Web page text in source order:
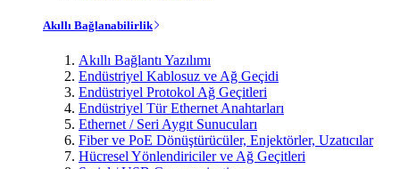
Akıllı Bağlanabilirlik
Akıllı Bağlantı Yazılımı
Endüstriyel Kablosuz ve Ağ Geçidi
Endüstriyel Protokol Ağ Geçitleri
Endüstriyel Tür Ethernet Anahtarları
Ethernet / Seri Aygıt Sunucuları
Fiber ve PoE Dönüştürücüler, Enjektörler, Uzatıcılar
Hücresel Yönlendiriciler ve Ağ Geçitleri